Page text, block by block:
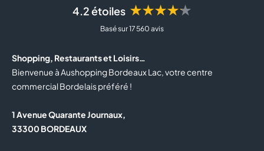
4.2 étoiles ★★★★★
Basé sur 17 560 avis
Shopping, Restaurants et Loisirs…
Bienvenue à Aushopping Bordeaux Lac, votre centre
commercial Bordelais préféré !
1 Avenue Quarante Journaux,
33300 BORDEAUX